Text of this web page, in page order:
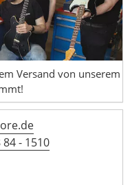
Versand von unserem
- 1510